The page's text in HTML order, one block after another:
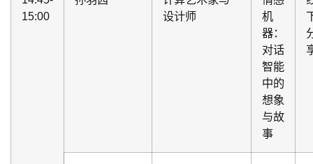
15:00
设计师
机
器：
对话
智能
中的
想象
与故
事